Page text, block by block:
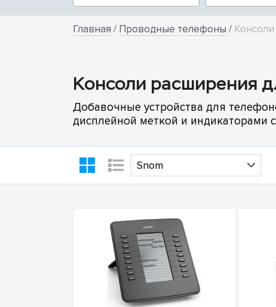
Главная / Проводные телефоны /
Консоли расширения
Добавочные устройства для
дисплейной меткой и индикаторами
Snom